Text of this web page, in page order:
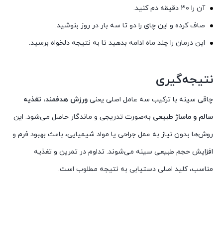
آن را ۳۰ دقیقه دم کنید.
صاف کرده و این چای را دو تا سه بار در روز بنوشید.
این درمان را چند ماه ادامه بدهید تا به نتیجه دلخواه برسید.
نتیجه‌گیری
چاقی سینه با ترکیب سه عامل اصلی یعنی ورزش هدفمند، تغذیه
سالم و ماساژ طبیعی به‌صورت تدریجی و ماندگار حاصل می‌شود. این
روش‌ها بدون نیاز به عمل جراحی یا مواد شیمیایی، باعث بهبود فرم و
افزایش حجم طبیعی سینه می‌شوند. تداوم در تمرین و تغذیه
مناسب، کلید اصلی دستیابی به نتیجه مطلوب است.